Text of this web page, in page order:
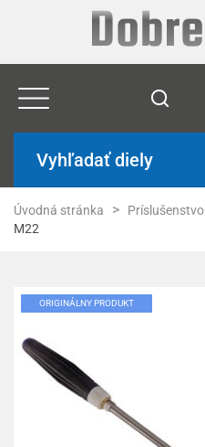
Vyhľadať diely
Úvodná stránka Príslušenstvo
M22
ORIGINÁLNY PRODUKT